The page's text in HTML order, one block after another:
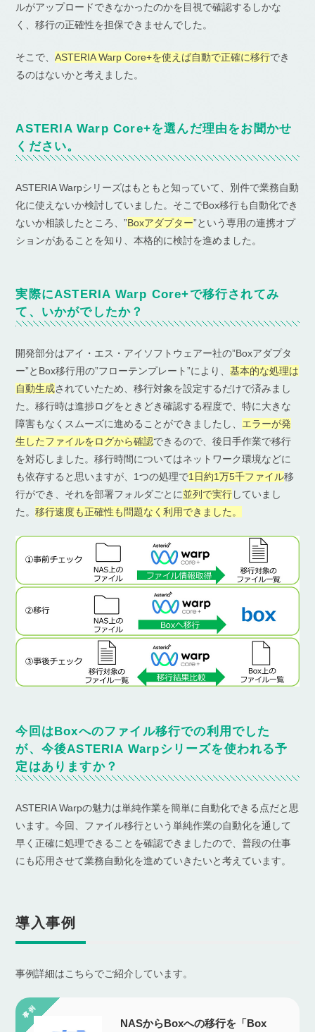
ルがアップロードできなかったのかを目視で確認するしかな
く、移行の正確性を担保できませんでした。
そこで、ASTERIA Warp Core+を使えば自動で正確に移行でき
るのはないかと考えました。
ASTERIA Warp Core+を選んだ理由をお聞かせ
ください。
ASTERIA Warpシリーズはもともと知っていて、別件で業務自動
化に使えないか検討していました。そこでBox移行も自動化でき
ないか相談したところ、”Boxアダプター”という専用の連携オプ
ションがあることを知り、本格的に検討を進めました。
実際にASTERIA Warp Core+で移行されてみ
て、いかがでしたか？
開発部分はアイ・エス・アイソフトウェアー社の”Boxアダプタ
ー”とBox移行用の”フローテンプレート”により、基本的な処理は
自動生成されていたため、移行対象を設定するだけで済みまし
た。移行時は進捗ログをときどき確認する程度で、特に大きな
障害もなくスムーズに進めることができましたし、 エラーが発
生したファイルをログから確認できるので、後日手作業で移行
を対応しました。移行時間についてはネットワーク環境などに
も依存すると思いますが、1つの処理で1日約1万5千ファイル移
行ができ、それを部署フォルダごとに並列で実行していまし
た。移行速度も正確性も問題なく利用できました。
今回はBoxへのファイル移行での利用でした
が、今後ASTERIA Warpシリーズを使われる予
定はありますか？
ASTERIA Warpの魅力は単純作業を簡単に自動化できる点だと思
います。今回、ファイル移行という単純作業の自動化を通して
早く正確に処理できることを確認できましたので、普段の仕事
にも応用させて業務自動化を進めていきたいと考えています。
導入事例
事例詳細はこちらでご紹介しています。
NASからBoxへの移行を「Box